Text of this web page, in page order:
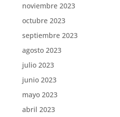
noviembre 2023
octubre 2023
septiembre 2023
agosto 2023
julio 2023
junio 2023
mayo 2023
abril 2023